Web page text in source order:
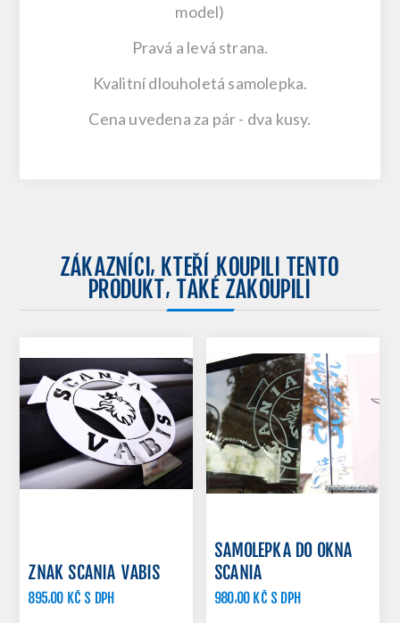
model)
Pravá a levá strana.
Kvalitní dlouholetá samolepka.
Cena uvedena za pár - dva kusy.
ZÁKAZNÍCI, KTEŘÍ KOUPILI TENTO
PRODUKT, TAKÉ ZAKOUPILI
ZNAK SCANIA VABIS
895,00 KČ S DPH
SAMOLEPKA DO OKNA
SCANIA
980,00 KČ S DPH